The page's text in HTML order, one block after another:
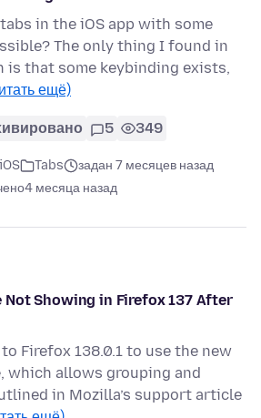
in the iOS app with some
The only thing I found in
is that some keybinding exists,
ещё)
5 349
Tabs
задан 7 месяцев назад
4 месяца назад
Not Showing in Firefox 137 After
Firefox 138.0.1 to use the new
which allows grouping and
in Mozilla’s support article